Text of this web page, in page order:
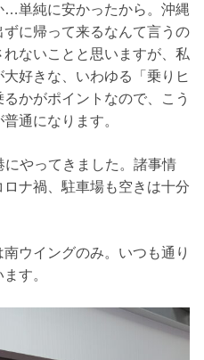
…単純に安かったから。沖縄
に帰って来るなんて言うの
ないことと思いますが、私
好きな、いわゆる「乗りヒ
かがポイントなので、こう
通になります。
やってきました。諸事情
ナ禍、駐車場も空きは十分
ウイングのみ。いつも通り
す。